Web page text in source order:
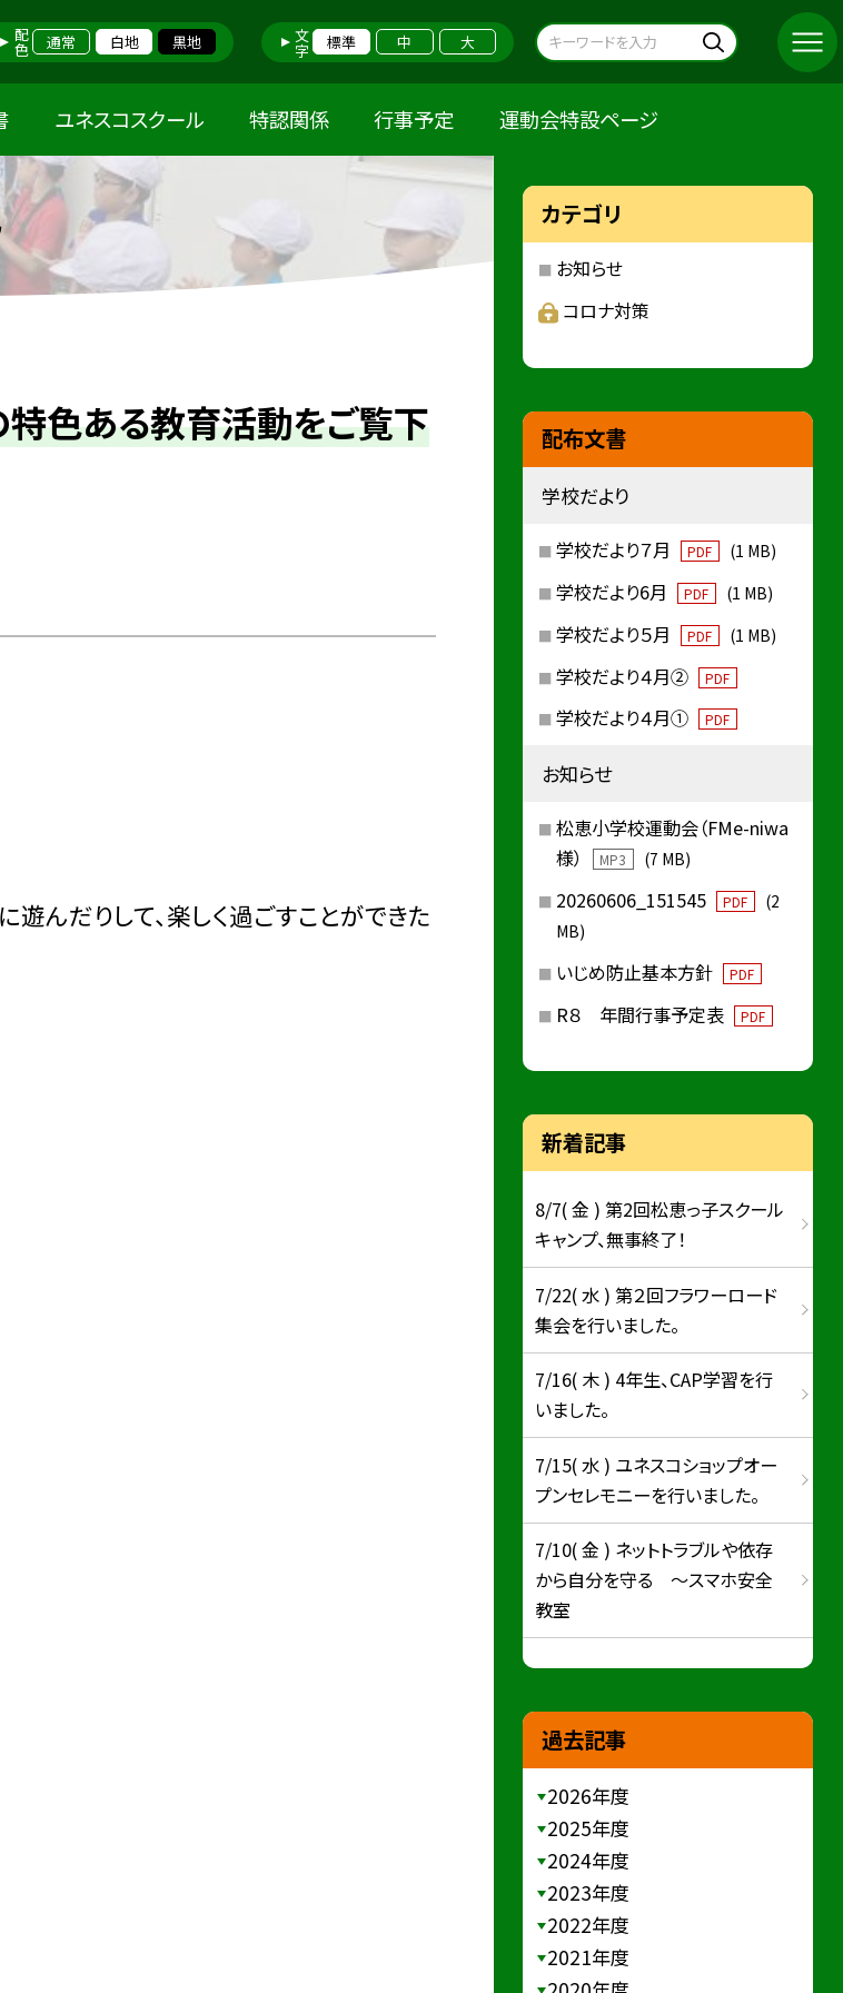
配色 通常 白地 黒地 文字 標準 中 大
ユネスコスクール 特認関係 行事予定 運動会特設ページ
特色ある教育活動をご覧下
んだりして、楽しく過ごすことができた
カテゴリ
お知らせ
コロナ対策
配布文書
学校だより
学校だより７月 PDF (1 MB)
学校だより6月 PDF (1 MB)
学校だより５月 PDF (1 MB)
学校だより４月② PDF
学校だより４月① PDF
お知らせ
松恵小学校運動会（FMe-niwa
様）
MP3 (7 MB)
20260606_151545 PDF
(2
MB)
いじめ防止基本方針 PDF
R８ 年間行事予定表 PDF
新着記事
8/7( 金 ) 第2回松恵っ子スクール
キャンプ、無事終了！
7/22( 水 ) 第２回フラワーロード
集会を行いました。
7/16( 木 ) 4年生、CAP学習を行
いました。
7/15( 水 ) ユネスコショップオー
プンセレモニーを行いました。
7/10( 金 ) ネットトラブルや依存
から自分を守る ～スマホ安全
教室
過去記事
2026年度
2025年度
2024年度
2023年度
2022年度
2021年度